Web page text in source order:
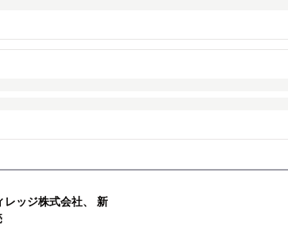
レッジ株式会社、 新